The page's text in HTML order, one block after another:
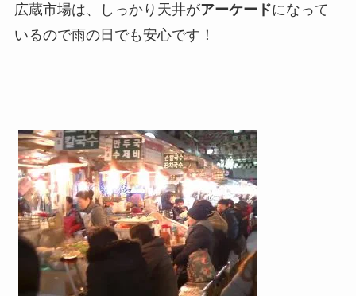
広蔵市場は、しっかり天井がアーケードになって
いるので雨の日でも安心です！